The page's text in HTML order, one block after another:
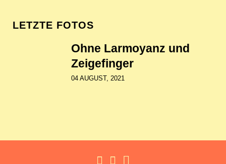
LETZTE FOTOS
Ohne Larmoyanz und
Zeigefinger
04 AUGUST, 2021